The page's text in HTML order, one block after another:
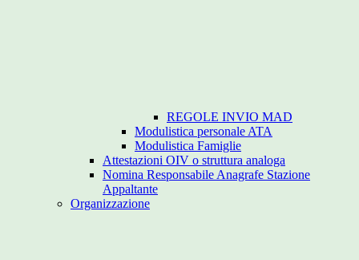
REGOLE INVIO MAD
Modulistica personale ATA
Modulistica Famiglie
Attestazioni OIV o struttura analoga
Nomina Responsabile Anagrafe Stazione
Appaltante
Organizzazione